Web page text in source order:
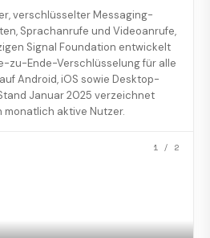
verschlüsselter Messaging-
Sprachanrufe und Videoanrufe,
Signal Foundation entwickelt
zu-Ende-Verschlüsselung für alle
Android, iOS sowie Desktop-
Januar 2025 verzeichnet
monatlich aktive Nutzer.
1 / 2